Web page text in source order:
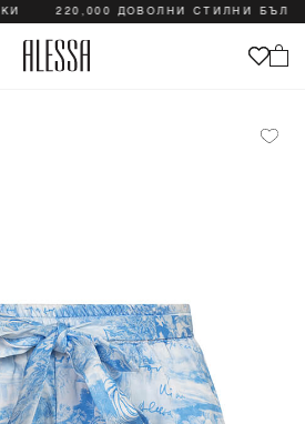
220,000 ДОВОЛНИ СТИЛНИ